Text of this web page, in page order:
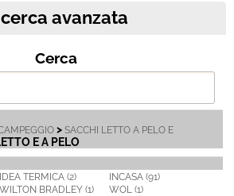
per Camper e Caravan
per Furgonati e Van
BEST SELLER
Rimorchi
avanzata
Cerca
> SACCHI LETTO A PELO E
E A PELO
IDEA TERMICA (2)
INCASA (91)
WILTON BRADLEY (1) WOL (1)